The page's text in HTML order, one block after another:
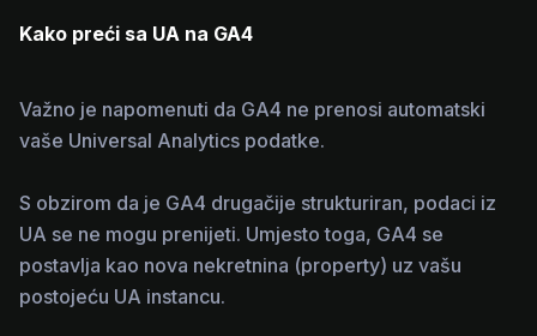
Kako preći sa UA na GA4
Važno je napomenuti da GA4 ne prenosi automatski
vaše Universal Analytics podatke.
S obzirom da je GA4 drugačije strukturiran, podaci iz
UA se ne mogu prenijeti. Umjesto toga, GA4 se
postavlja kao nova nekretnina (property) uz vašu
postojeću UA instancu.